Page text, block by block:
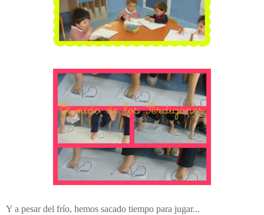
Y a pesar del frío, hemos sacado tiempo para jugar...